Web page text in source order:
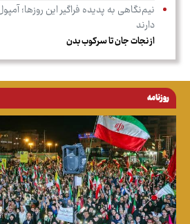
نیم‌نگاهی به پدیده فراگیر این روزها؛
دارند
از نجات جان تا سرکوب بدن
روزنامه